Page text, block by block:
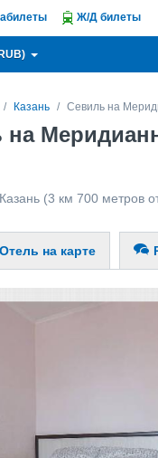
Ж/Д билеты
Казань Севиль на
Казань (3 км 700 метров
Отель на карте